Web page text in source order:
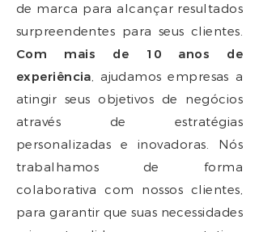
de marca para alcançar resultados
surpreendentes para seus clientes.
Com mais de 10 anos de
experiência, ajudamos empresas a
atingir seus objetivos de negócios
através de estratégias
personalizadas e inovadoras. Nós
trabalhamos de forma
colaborativa com nossos clientes,
para garantir que suas necessidades